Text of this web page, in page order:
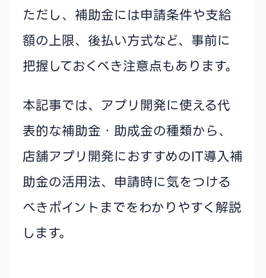
ただし、補助金には申請条件や支給
額の上限、後払い方式など、事前に
把握しておくべき注意点もあります。
本記事では、アプリ開発に使える代
表的な補助金・助成金の種類から、
店舗アプリ開発におすすめのIT導入補
助金の活用法、申請時に気をつける
べきポイントまでをわかりやすく解説
します。